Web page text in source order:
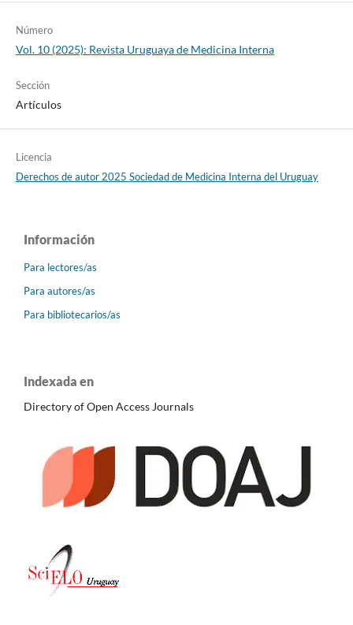
Número
Vol. 10 (2025): Revista Uruguaya de Medicina Interna
Sección
Artículos
Licencia
Derechos de autor 2025 Sociedad de Medicina Interna del Uruguay
Información
Para lectores/as
Para autores/as
Para bibliotecarios/as
Indexada en
Directory of Open Access Journals